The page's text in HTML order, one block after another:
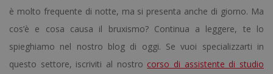
è molto frequente di notte, ma si presenta anche di giorno. Ma
cos’è e cosa causa il bruxismo? Continua a leggere, te lo
spieghiamo nel nostro blog di oggi. Se vuoi specializzarti in
questo settore, iscriviti al nostro corso di assistente di studio